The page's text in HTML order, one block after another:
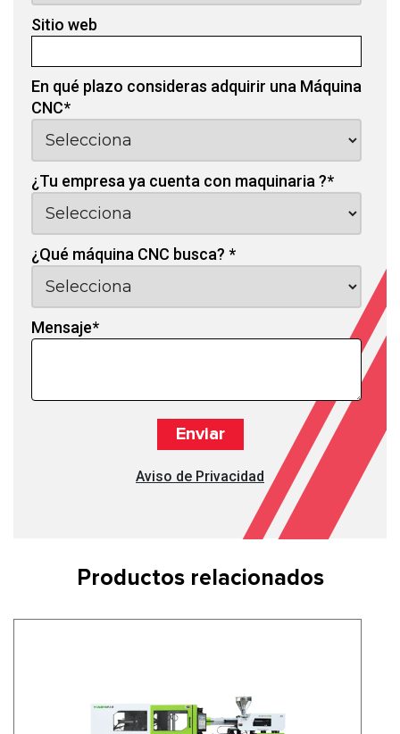
Sitio web
En qué plazo consideras adquirir una Máquina
CNC*
¿Tu empresa ya cuenta con maquinaria ?*
¿Qué máquina CNC busca? *
Mensaje*
Aviso de Privacidad
Productos relacionados